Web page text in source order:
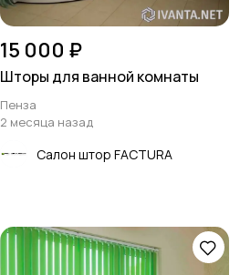
15 000 ₽
Шторы для ванной комнаты
Пенза
2 месяца назад
Салон штор FACTURA